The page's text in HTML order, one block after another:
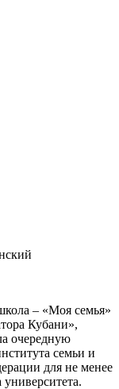
– «Моя семья»
Кубани»,
очередную
семьи и
для не менее
университета.